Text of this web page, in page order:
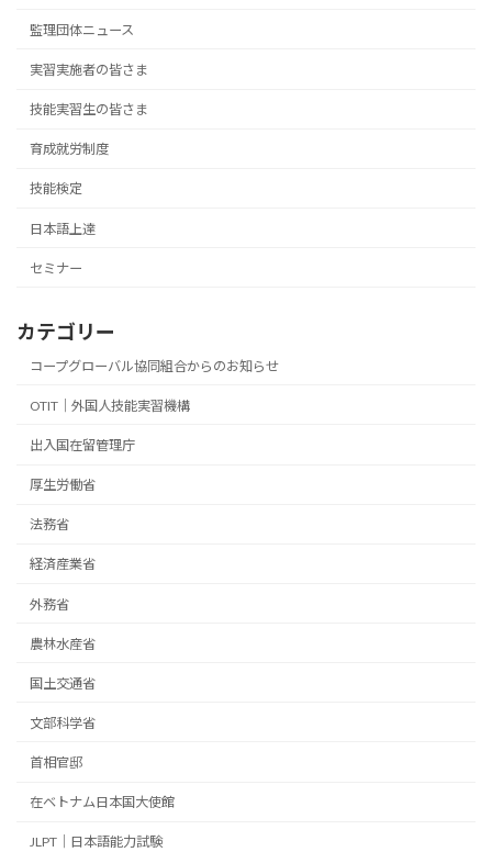
監理団体ニュース
実習実施者の皆さま
技能実習生の皆さま
育成就労制度
技能検定
日本語上達
セミナー
カテゴリー
コープグローバル協同組合からのお知らせ
OTIT｜外国人技能実習機構
出入国在留管理庁
厚生労働省
法務省
経済産業省
外務省
農林水産省
国土交通省
文部科学省
首相官邸
在ベトナム日本国大使館
JLPT｜日本語能力試験